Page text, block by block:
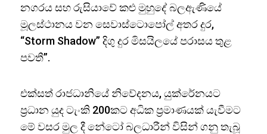
නගරය සහ රුසියාවේ කළු මුහුදේ බලඇණියේ
මූලස්ථානය වන සෙවාස්ටොපෝල් අතර දුර,
“Storm Shadow” දිගු දුර මිසයිලයේ පරාසය තුළ
පවතී”.
එක්සත් රාජධානියේ නිවේදනය, යුක්රේනයට
ප්‍රධාන යුද ටැංකි 200කට අධික ප්‍රමාණයක් යැවීමට
මේ වසර මුල දී නේටෝ බලධාරීන් විසින් ගනු තැබූ